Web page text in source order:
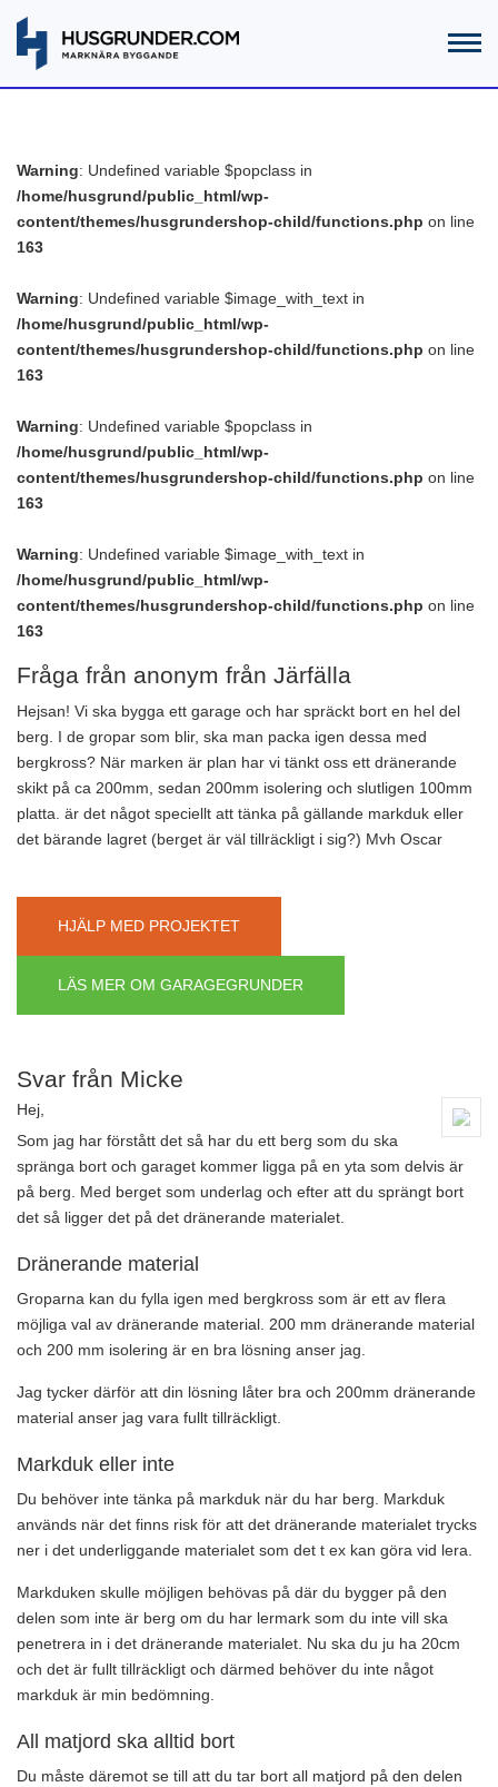
Warning: Undefined variable $popclass in
/home/husgrund/public_html/wp-
content/themes/husgrundershop-child/functions.php on line
163
Warning: Undefined variable $image_with_text in
/home/husgrund/public_html/wp-
content/themes/husgrundershop-child/functions.php on line
163
Warning: Undefined variable $popclass in
/home/husgrund/public_html/wp-
content/themes/husgrundershop-child/functions.php on line
163
Warning: Undefined variable $image_with_text in
/home/husgrund/public_html/wp-
content/themes/husgrundershop-child/functions.php on line
163
Fråga från anonym från Järfälla
Hejsan! Vi ska bygga ett garage och har spräckt bort en hel del
berg. I de gropar som blir, ska man packa igen dessa med
bergkross? När marken är plan har vi tänkt oss ett dränerande
skikt på ca 200mm, sedan 200mm isolering och slutligen 100mm
platta. är det något speciellt att tänka på gällande markduk eller
det bärande lagret (berget är väl tillräckligt i sig?) Mvh Oscar
HJÄLP MED PROJEKTET
LÄS MER OM GARAGEGRUNDER
Svar från Micke
Hej,
Som jag har förstått det så har du ett berg som du ska
spränga bort och garaget kommer ligga på en yta som delvis är
på berg. Med berget som underlag och efter att du sprängt bort
det så ligger det på det dränerande materialet.
Dränerande material
Groparna kan du fylla igen med bergkross som är ett av flera
möjliga val av dränerande material. 200 mm dränerande material
och 200 mm isolering är en bra lösning anser jag.
Jag tycker därför att din lösning låter bra och 200mm dränerande
material anser jag vara fullt tillräckligt.
Markduk eller inte
Du behöver inte tänka på markduk när du har berg. Markduk
används när det finns risk för att det dränerande materialet trycks
ner i det underliggande materialet som det t ex kan göra vid lera.
Markduken skulle möjligen behövas på där du bygger på den
delen som inte är berg om du har lermark som du inte vill ska
penetrera in i det dränerande materialet. Nu ska du ju ha 20cm
och det är fullt tillräckligt och därmed behöver du inte något
markduk är min bedömning.
All matjord ska alltid bort
Du måste däremot se till att du tar bort all matjord på den delen